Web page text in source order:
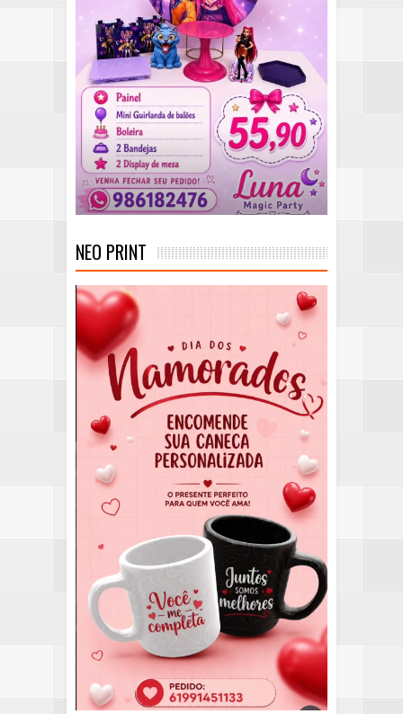
NEO PRINT